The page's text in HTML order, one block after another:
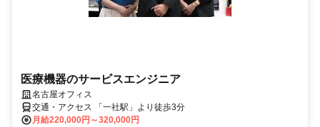
医療機器のサービスエンジニア
名古屋オフィス
交通・アクセス 「一社駅」より徒歩3分
月給220,000円～320,000円